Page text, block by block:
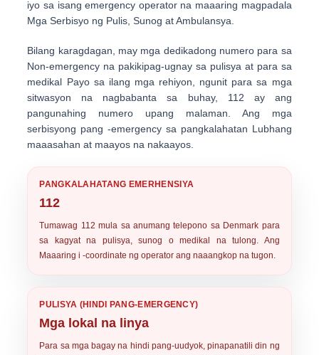
iyo sa isang emergency operator na maaaring magpadala
Mga Serbisyo ng Pulis, Sunog at Ambulansya
Bilang karagdagan, may mga dedikadong numero para sa
Non-emergency na pakikipag-ugnay sa pulisya at para sa
medikal Payo sa ilang mga rehiyon, ngunit para sa mga
sitwasyon na nagbabanta sa buhay, 112 ay ang
pangunahing numero upang malaman. Ang mga
serbisyong pang -emergency sa pangkalahatan Lubhang
maaasahan at maayos na nakaayos
PANGKALAHATANG EMERHENSIYA
112
Tumawag 112 mula sa anumang telepono sa Denmark para
sa kagyat na pulisya, sunog o medikal na tulong. Ang
Maaaring i -coordinate ng operator ang naaangkop na tugon.
PULISYA (HINDI PANG-EMERGENCY)
Mga lokal na linya
Para sa mga bagay na hindi pang-uudyok, pinapanatili din ng